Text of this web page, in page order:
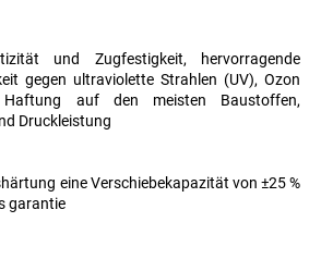
und Zugfestigkeit, hervorragende
gegen ultraviolette Strahlen (UV), Ozon
auf den meisten Baustoffen,
Druckleistung
eine Verschiebekapazität von ±25 %
garantie